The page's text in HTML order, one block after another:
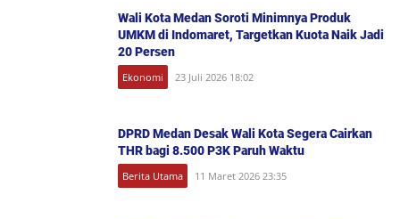
Wali Kota Medan Soroti Minimnya Produk
UMKM di Indomaret, Targetkan Kuota Naik Jadi
20 Persen
Ekonomi 23 Juli 2026 18:02
DPRD Medan Desak Wali Kota Segera Cairkan
THR bagi 8.500 P3K Paruh Waktu
Berita Utama 11 Maret 2026 23:35